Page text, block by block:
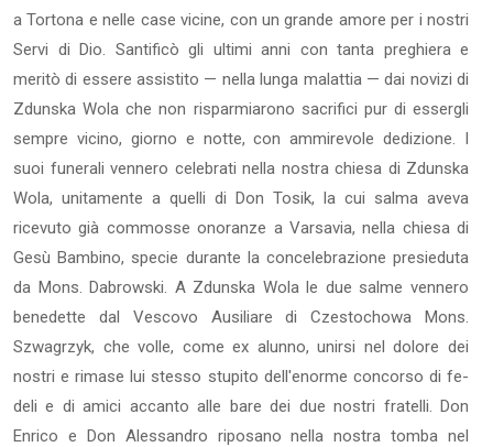
a Torto­na e nelle case vicine, con un grande amore per i nostri
Servi di Dio. Santificò gli ultimi anni con tanta preghiera e
meritò di esse­re assistito — nella lunga malattia — dai novizi di
Zdunska Wola che non risparmiarono sacrifici pur di essergli
sempre vicino, gior­no e notte, con ammirevole dedizione. I
suoi funerali vennero cele­brati nella nostra chiesa di Zdunska
Wola, unitamente a quelli di Don Tosik, la cui salma aveva
ricevuto già commosse onoranze a Varsavia, nella chiesa di
Gesù Bambino, specie durante la conce­lebrazione presieduta
da Mons. Dabrowski. A Zdunska Wola le due salme vennero
benedette dal Vescovo Ausiliare di Czestochowa Mons.
Szwagrzyk, che volle, come ex alunno, unirsi nel dolore dei
nostri e rimase lui stesso stupito dell'enorme concorso di fe­
deli e di amici accanto alle bare dei due nostri fratelli. Don
Enrico e Don Alessandro riposano nella nostra tomba nel